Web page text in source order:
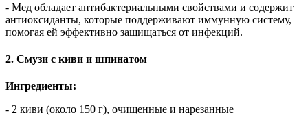
- Мед обладает антибактериальными свойствами и содержит
антиоксиданты, которые поддерживают иммунную систему,
помогая ей эффективно защищаться от инфекций.
2. Смузи с киви и шпинатом
Ингредиенты:
- 2 киви (около 150 г), очищенные и нарезанные